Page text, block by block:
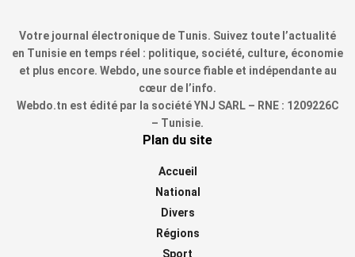
Votre journal électronique de Tunis. Suivez toute l’actualité
en Tunisie en temps réel : politique, société, culture, économie
et plus encore. Webdo, une source fiable et indépendante au
cœur de l’info.
Webdo.tn est édité par la société YNJ SARL – RNE : 1209226C
– Tunisie.
Plan du site
Accueil
National
Divers
Régions
Sport